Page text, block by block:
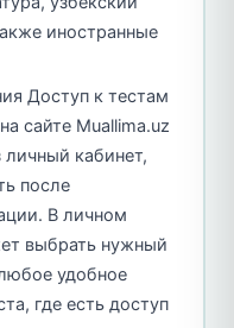
иностранные
Доступ к тестам
сайте Muallima.uz
личный кабинет,
после
В личном
выбрать нужный
удобное
где есть доступ